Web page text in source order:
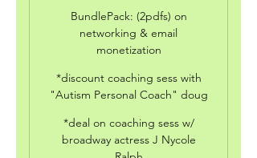
BundlePack: (2pdfs) on
networking & email
monetization
*discount coaching sess with
"Autism Personal Coach" doug
*deal on coaching sess w/
broadway actress J Nycole